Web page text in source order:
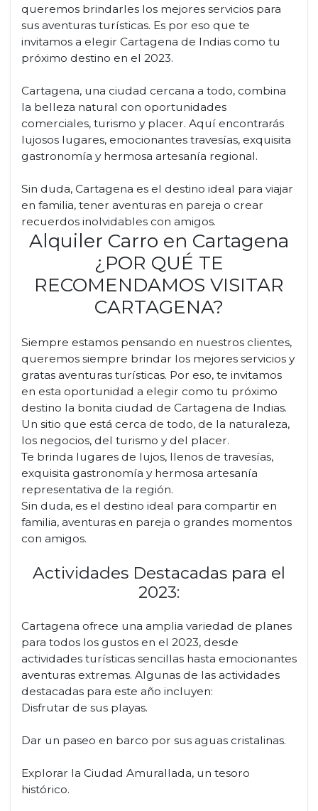
queremos brindarles los mejores servicios para
sus aventuras turísticas. Es por eso que te
invitamos a elegir Cartagena de Indias como tu
próximo destino en el 2023.
Cartagena, una ciudad cercana a todo, combina
la belleza natural con oportunidades
comerciales, turismo y placer. Aquí encontrarás
lujosos lugares, emocionantes travesías, exquisita
gastronomía y hermosa artesanía regional.
Sin duda, Cartagena es el destino ideal para viajar
en familia, tener aventuras en pareja o crear
recuerdos inolvidables con amigos.
Alquiler Carro en Cartagena
¿POR QUÉ TE
RECOMENDAMOS VISITAR
CARTAGENA?
Siempre estamos pensando en nuestros clientes,
queremos siempre brindar los mejores servicios y
gratas aventuras turísticas. Por eso, te invitamos
en esta oportunidad a elegir como tu próximo
destino la bonita ciudad de Cartagena de Indias.
Un sitio que está cerca de todo, de la naturaleza,
los negocios, del turismo y del placer.
Te brinda lugares de lujos, llenos de travesías,
exquisita gastronomía y hermosa artesanía
representativa de la región.
Sin duda, es el destino ideal para compartir en
familia, aventuras en pareja o grandes momentos
con amigos.
Actividades Destacadas para el
2023:
Cartagena ofrece una amplia variedad de planes
para todos los gustos en el 2023, desde
actividades turísticas sencillas hasta emocionantes
aventuras extremas. Algunas de las actividades
destacadas para este año incluyen:
Disfrutar de sus playas.
Dar un paseo en barco por sus aguas cristalinas.
Explorar la Ciudad Amurallada, un tesoro
histórico.